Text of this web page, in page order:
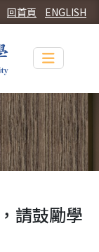
ENGLISH
回首頁
Toggle
請鼓勵學